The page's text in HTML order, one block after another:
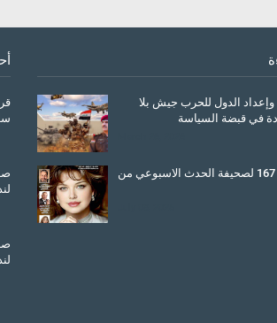
الدول للحرب جيش بلا
في قبضة السياسة
صدور العدد 167 لصحيفة الحدث الاسبوعي من